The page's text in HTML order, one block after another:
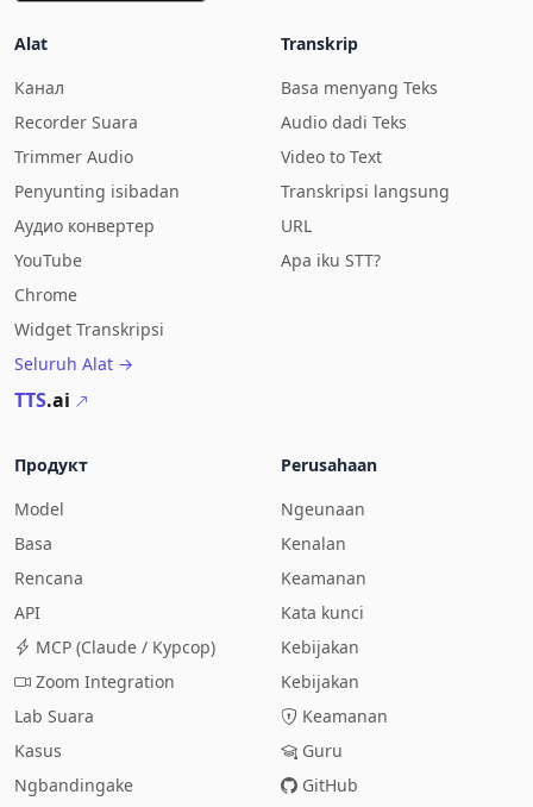
Alat
Канал
Recorder Suara
Trimmer Audio
Penyunting isibadan
Аудио конвертер
YouTube
Chrome
Widget Transkripsi
Seluruh Alat →
TTS.ai
Transkrip
Basa menyang Teks
Audio dadi Teks
Video to Text
Transkripsi langsung
URL
Apa iku STT?
Продукт
Model
Basa
Rencana
API
MCP (Claude / Курсор)
Zoom Integration
Lab Suara
Kasus
Ngbandingake
Perusahaan
Ngeunaan
Kenalan
Keamanan
Kata kunci
Kebijakan
Kebijakan
Keamanan
Guru
GitHub